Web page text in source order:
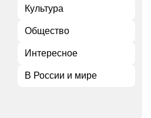
Культура
Общество
Интересное
В России и мире